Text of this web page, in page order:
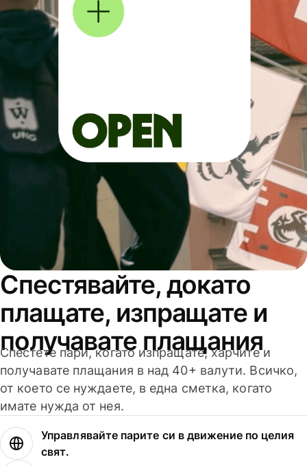
Спестявайте, докато
плащате, изпращате и
получавате плащания
Спестете пари, когато изпращате, харчите и
получавате плащания в над 40+ валути. Всичко,
от което се нуждаете, в една сметка, когато
имате нужда от нея.
Управлявайте парите си в движение по целия
свят.